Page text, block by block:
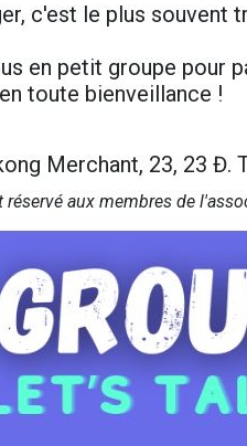
c'est le plus souvent
en petit groupe pour
toute bienveillance !
Merchant, 23, 23 Đ.
aux membres de